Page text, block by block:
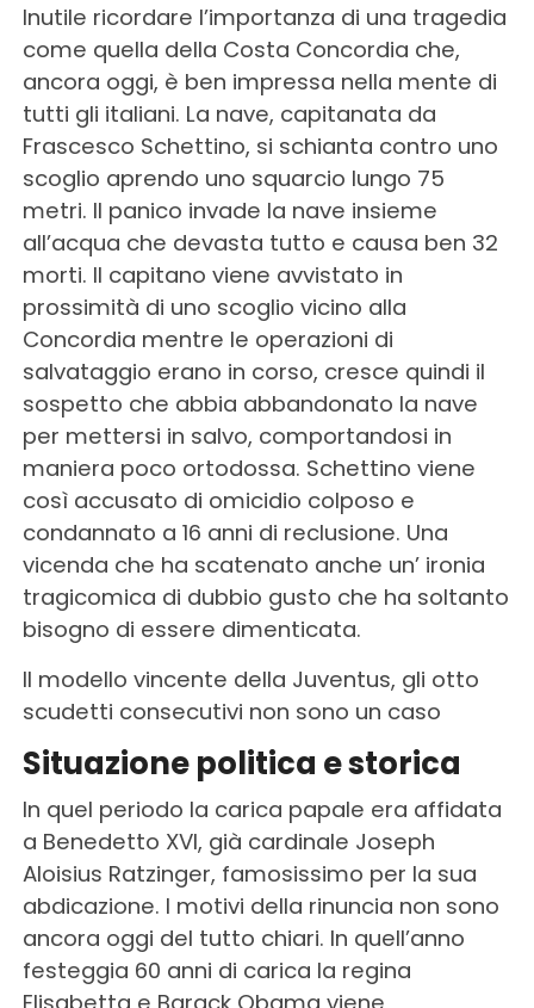
Inutile ricordare l’importanza di una tragedia
come quella della Costa Concordia che,
ancora oggi, è ben impressa nella mente di
tutti gli italiani. La nave, capitanata da
Frascesco Schettino, si schianta contro uno
scoglio aprendo uno squarcio lungo 75
metri. Il panico invade la nave insieme
all’acqua che devasta tutto e causa ben 32
morti. Il capitano viene avvistato in
prossimità di uno scoglio vicino alla
Concordia mentre le operazioni di
salvataggio erano in corso, cresce quindi il
sospetto che abbia abbandonato la nave
per mettersi in salvo, comportandosi in
maniera poco ortodossa. Schettino viene
così accusato di omicidio colposo e
condannato a 16 anni di reclusione. Una
vicenda che ha scatenato anche un’ ironia
tragicomica di dubbio gusto che ha soltanto
bisogno di essere dimenticata.
Il modello vincente della Juventus, gli otto
scudetti consecutivi non sono un caso
Situazione politica e storica
In quel periodo la carica papale era affidata
a Benedetto XVI, già cardinale Joseph
Aloisius Ratzinger, famosissimo per la sua
abdicazione. I motivi della rinuncia non sono
ancora oggi del tutto chiari. In quell’anno
festeggia 60 anni di carica la regina